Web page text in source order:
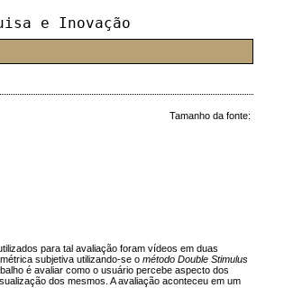
e Inovação
Tamanho da fonte:
para tal avaliação foram vídeos em duas
subjetiva utilizando-se o método Double Stimulus
é avaliar como o usuário percebe aspecto dos
dos mesmos. A avaliação aconteceu em um